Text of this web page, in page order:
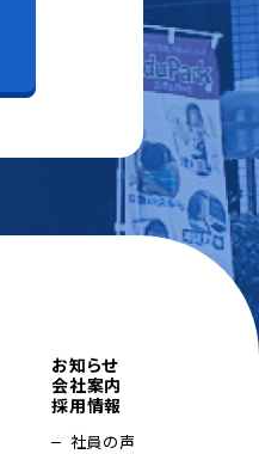
お知らせ
会社案内
採用情報
社員の声